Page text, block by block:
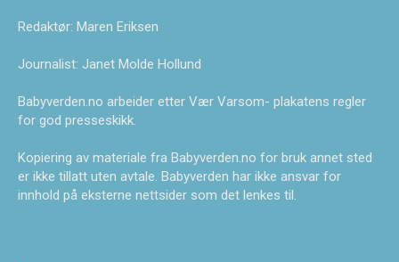
Redaktør: Maren Eriksen
Journalist: Janet Molde Hollund
Babyverden.no arbeider etter Vær Varsom- plakatens regler
for god presseskikk.
Kopiering av materiale fra Babyverden.no for bruk annet sted
er ikke tillatt uten avtale. Babyverden har ikke ansvar for
innhold på eksterne nettsider som det lenkes til.